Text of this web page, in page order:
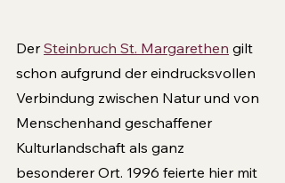
Der Steinbruch St. Margarethen gilt
schon aufgrund der eindrucksvollen
Verbindung zwischen Natur und von
Menschenhand geschaffener
Kulturlandschaft als ganz
besonderer Ort. 1996 feierte hier mit